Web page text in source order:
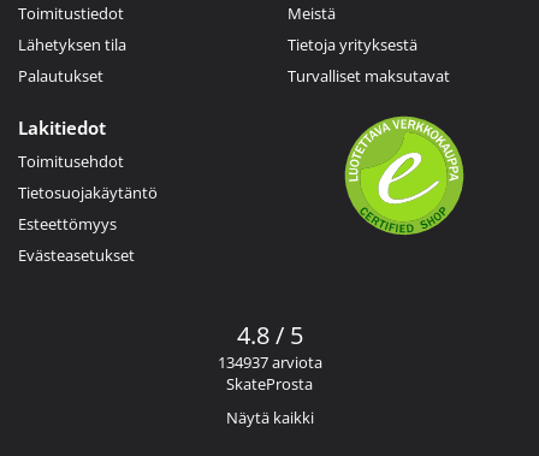
Toimitustiedot
Lähetyksen tila
Palautukset
Meistä
Tietoja yrityksestä
Turvalliset maksutavat
Lakitiedot
Toimitusehdot
Tietosuojakäytäntö
Esteettömyys
Evästeasetukset
4.8 / 5
134937 arviota
SkateProsta
Näytä kaikki